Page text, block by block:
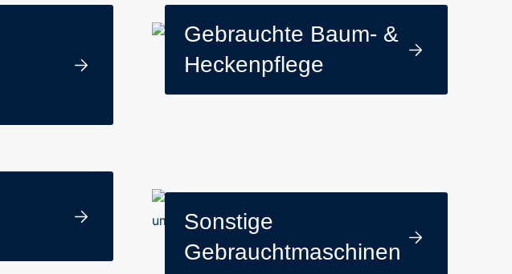
Gebrauchte Baum- &
Heckenpflege
Sonstige
Gebrauchtmaschinen